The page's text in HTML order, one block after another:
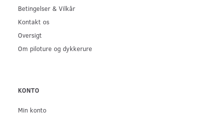
Betingelser & Vilkår
Kontakt os
Oversigt
Om piloture og dykkerure
KONTO
Min konto